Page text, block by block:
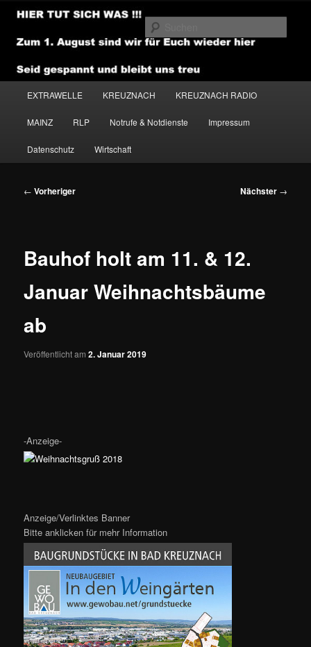
Zum
primären
Inhalt
NEWSHOUSE.MEDIA
EXTRAWELLE KREUZNACH KREUZNACH RADIO
MAINZ RLP Notrufe & Notdienste Impressum
Datenschutz Wirtschaft
Beitragsnavigation
← Vorheriger Nächster →
Bauhof holt am 11. & 12.
Januar Weihnachtsbäume
ab
Veröffentlicht am2. Januar 2019
-Anzeige-
Anzeige/Verlinktes Banner
Bitte anklicken für mehr Information